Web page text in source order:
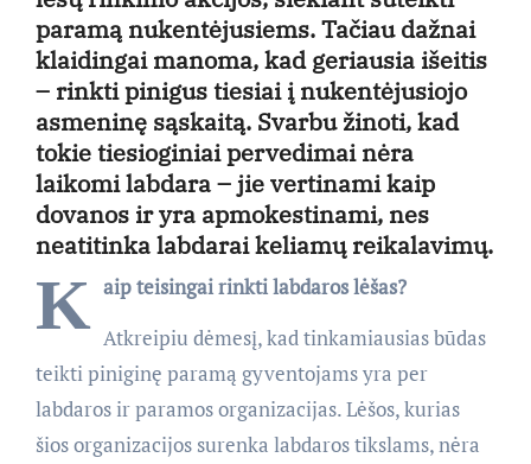
paramą nukentėjusiems. Tačiau dažnai
klaidingai manoma, kad geriausia išeitis
– rinkti pinigus tiesiai į nukentėjusiojo
asmeninę sąskaitą. Svarbu žinoti, kad
tokie tiesioginiai pervedimai nėra
laikomi labdara – jie vertinami kaip
dovanos ir yra apmokestinami, nes
neatitinka labdarai keliamų reikalavimų.
K aip teisingai rinkti labdaros lėšas?
Atkreipiu dėmesį, kad tinkamiausias būdas
teikti piniginę paramą gyventojams yra per
labdaros ir paramos organizacijas. Lėšos, kurias
šios organizacijos surenka labdaros tikslams, nėra